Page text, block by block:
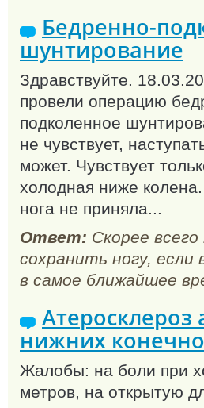
Бедренно-
шунтирование
Здравствуйте.
провели операцию
подколенное
не чувствует,
может. Чувствует
холодная ниже
нога не приняла...
Ответ: Скорее
сохранить ногу,
в самое ближайшее
Атеросклероз
нижних
Жалобы: на боли при
метров, на открытую